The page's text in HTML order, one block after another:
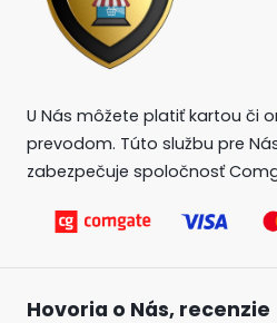
U Nás môžete platiť kartou či
prevodom. Túto službu pre
zabezpečuje spoločnosť
Hovoria o Nás, recenzie